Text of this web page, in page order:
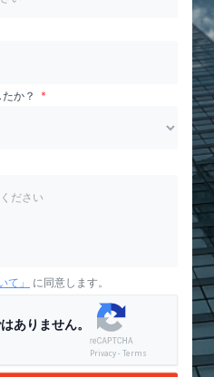
か？
て」 に同意します。
ありません。
Privacy - Terms